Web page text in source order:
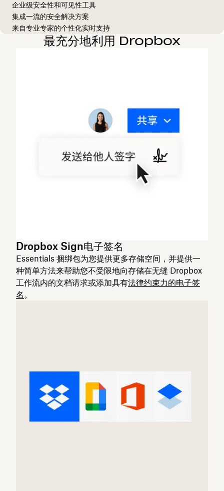
企业级安全性和可见性工具
集成一流的安全解决方案
来自专业专家的个性化实时支持
最充分地利用 Dropbox
Dropbox Sign电子签名
Essentials 捆绑包为您提供更多存储空间，并提供一
种简单方法来帮助您不受限地向存储在无缝 Dropbox
工作流内的文档请求或添加具有法律约束力的电子签
名。